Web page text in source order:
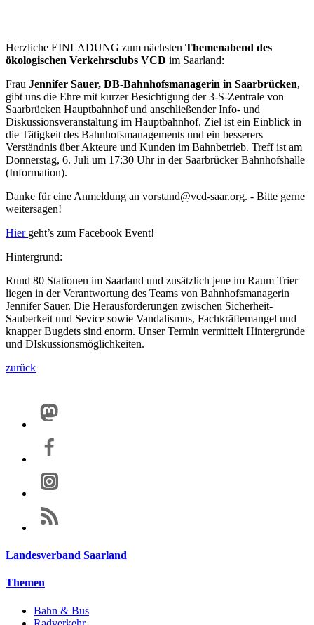
Herzliche EINLADUNG zum nächsten Themenabend des
ökologischen Verkehrsclubs VCD im Saarland:
Frau Jennifer Sauer, DB-Bahnhofsmanagerin in Saarbrücken,
gibt uns die Ehre mit kurzer Besichtigung der 3-S-Zentrale von
Saarbrücken Hauptbahnhof und anschließender Info- und
Diskussionsveranstaltung im Hauptbahnhof. Ziel ist ein Einblick in
die Tätigkeit des Bahnhofsmanagements und ein besserers
Verständnis über Akteure und Kunden im Bahnbetrieb. Treff ist am
Donnerstag, 6. Juli um 17:30 Uhr in der Saarbrücker Bahnhofshalle
(Information).
Danke für eine Anmeldung an vorstand@vcd-saar.org. - Bitte gerne
weitersagen!
Hier geht’s zum Facebook Event!
Hintergrund:
Rund 80 Stationen im Saarland und zusätzlich jene im Raum Trier
liegen in der Verantwortung des Teams von Bahnhofsmanagerin
Jennifer Sauer. Die Herausforderungen zwischen Sicherheit-
Sauberkeit und Sevice sowie Vandalismus, Fachkräftemangel und
knapper Bugdets sind enorm. Unser Termin vermittelt Hintergründe
und DIskussionsmöglichkeiten.
zurück
Landesverband Saarland
Themen
Bahn & Bus